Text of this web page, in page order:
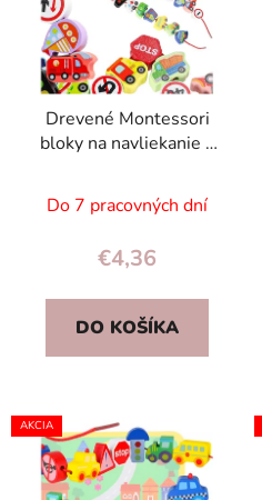
Drevené Montessori
bloky na navliekanie –
značky, 23 ks hračka
Do 7 pracovných dní
€4,36
DO KOŠÍKA
AKCIA